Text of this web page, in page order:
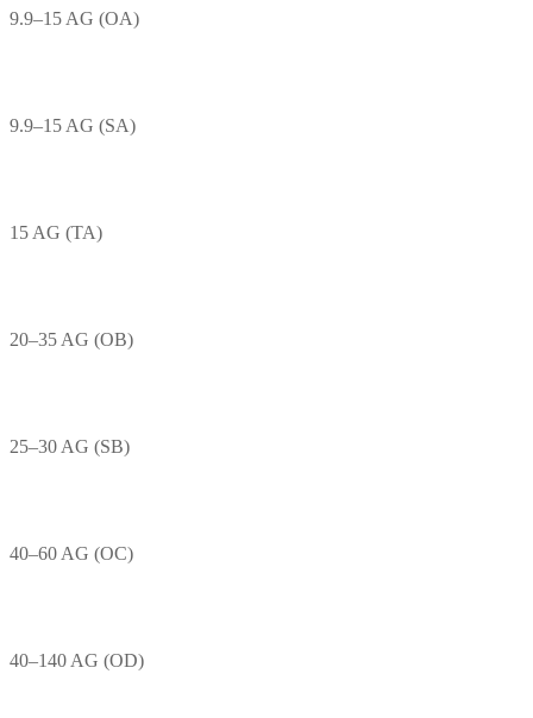
9.9–15 AG (OA)
9.9–15 AG (SA)
15 AG (TA)
20–35 AG (OB)
25–30 AG (SB)
40–60 AG (OC)
40–140 AG (OD)